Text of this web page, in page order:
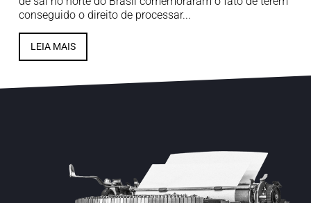
conseguido o direito de processar...
LEIA MAIS